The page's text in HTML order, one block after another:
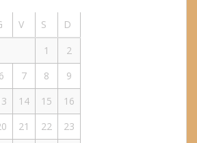
V S
D
1
2
6 7 8
9
14 15
16
21 22
23